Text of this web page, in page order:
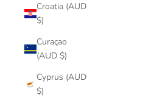
Croatia (AUD
$)
Curaçao
(AUD $)
Cyprus (AUD
$)